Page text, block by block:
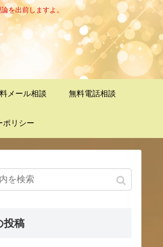
を出前しますよ。
メール相談 無料電話相談
ポリシー
投稿